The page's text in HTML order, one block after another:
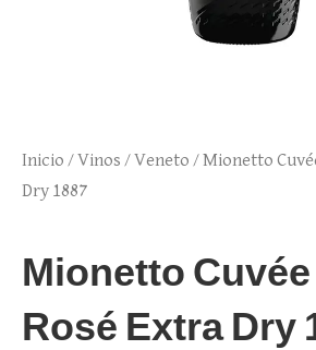
Inicio /Vinos /Veneto / Mionetto
Dry 1887
Mionetto
Rosé Extra Dry